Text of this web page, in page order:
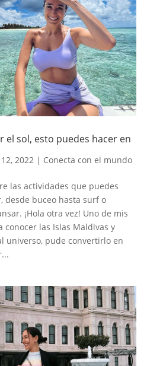
el sol, esto puedes hacer en
2022| Conecta con el mundo
las actividades que puedes
desde buceo hasta surf o
¡Hola otra vez! Uno de mis
conocer las Islas Maldivas y
universo, pude convertirlo en